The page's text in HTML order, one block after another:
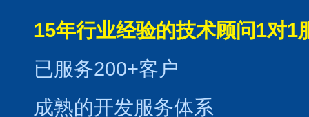
15年行业经验的技术顾问1对1
已服务200+客户
成熟的开发服务体系